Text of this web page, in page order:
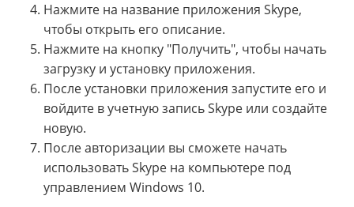
Нажмите на название приложения Skype,
чтобы открыть его описание.
Нажмите на кнопку "Получить", чтобы начать
загрузку и установку приложения.
После установки приложения запустите его и
войдите в учетную запись Skype или создайте
новую.
После авторизации вы сможете начать
использовать Skype на компьютере под
управлением Windows 10.